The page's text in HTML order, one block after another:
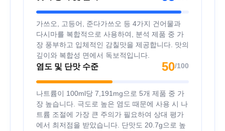
가쓰오, 고등어, 준다가쓰오 등 4가지 건어물과
다시마를 복합적으로 사용하여, 분석 제품 중 가
장 풍부하고 입체적인 감칠맛을 제공합니다. 맛의
깊이와 복합성 면에서 독보적입니다.
염도 및 단맛 수준 50/100
나트륨이 100ml당 7,191mg으로 5개 제품 중 가
장 높습니다. 극도로 높은 염도 때문에 사용 시 나
트륨 조절에 가장 큰 주의가 필요하여 상대 평가
에서 최저점을 받았습니다. 단맛도 20.7g으로 높